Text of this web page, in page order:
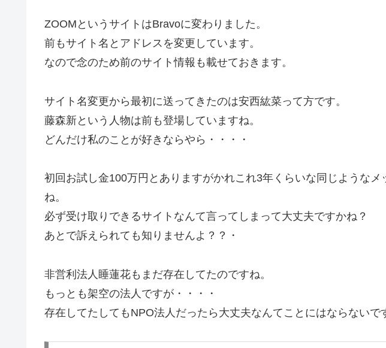
ZOOMというサイトはBravoに変わりました。
前もサイト名とアドレスを変更しています。
なので念のため前のサイト情報も載せておきます。
サイト名変更から最初に送ってきたのは安西紘菜って方です。
藤森新という人物は前も登場していますね。
どんだけ私のことが好きならやら・・・・
初回お試し金100万円とありますがかれこれ3年くらいな同じようなメ
ね。
必ず受け取りできるサイトなんて言ってしまって大丈夫ですかね？
あとで訴えられても知りませんよ？？・
非営利法人睡蓮花もまだ存在してたのですね。
もっとも架空の法人ですが・・・・
存在してたしてもNPO法人だったら大丈夫なんてことにはならないで